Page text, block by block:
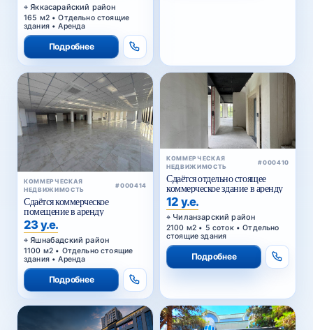
Яккасарайский район
165 м2 • Отдельно стоящие
здания • Аренда
Подробнее
КОММЕРЧЕСКАЯ
НЕДВИЖИМОСТЬ
#000414
Сдаётся коммерческое
помещение в аренду
23 у.е.
Яшнабадский район
1100 м2 • Отдельно стоящие
здания • Аренда
Подробнее
КОММЕРЧЕСКАЯ
НЕДВИЖИМОСТЬ
#000410
Сдаётся отдельно стоящее
коммерческое здание в аренду
12 у.е.
Чиланзарский район
2100 м2 • 5 соток • Отдельно
стоящие здания
Подробнее